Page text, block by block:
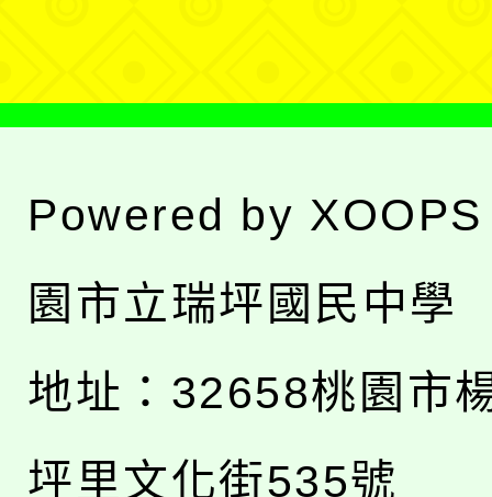
Powered by XOOPS
園市立瑞坪國民中學
地址： 32658桃園市
坪里文化街535號